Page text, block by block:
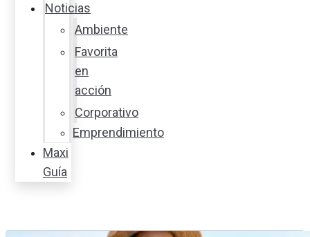
Noticias
Ambiente
Favorita
en
acción
Corporativo
Emprendimiento
Maxi
Guía